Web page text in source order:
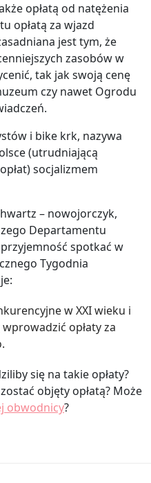
opłatą od natężenia
opłatą za wjazd
jest tym, że
zasobów w
tak jak swoją cenę
czy nawet Ogrodu
i bike krk, nazywa
(utrudniającą
socjalizmem
– nowojorczyk,
Departamentu
spotkać w
Tygodnia
w XXI wieku i
opłaty za
się na takie opłaty?
objęty opłatą? Może
obwodnicy?